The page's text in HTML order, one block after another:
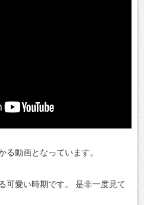
る動画となっています。
可愛い時期です。
是非一度見て